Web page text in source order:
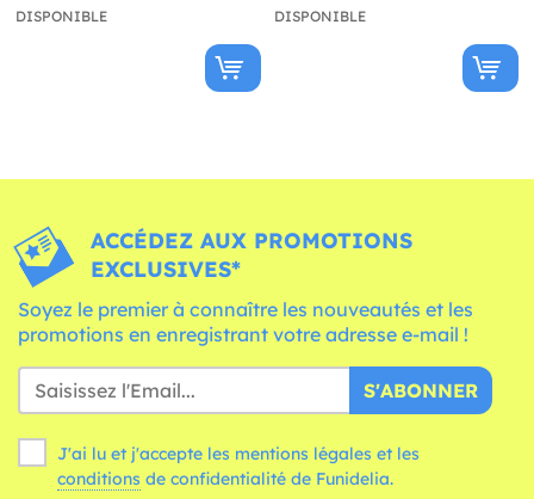
DISPONIBLE DISPONIBLE
ACCÉDEZ AUX PROMOTIONS
EXCLUSIVES*
Soyez le premier à connaître les nouveautés et les
promotions en enregistrant votre adresse e-mail !
S'ABONNER
J'ai lu et j'accepte les mentions légales et les
conditions de confidentialité de Funidelia.